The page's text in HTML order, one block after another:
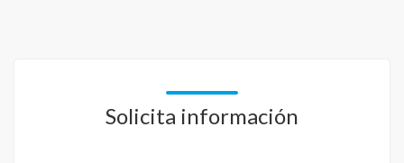
Solicita información